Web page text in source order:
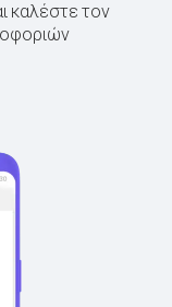
καλέστε τον